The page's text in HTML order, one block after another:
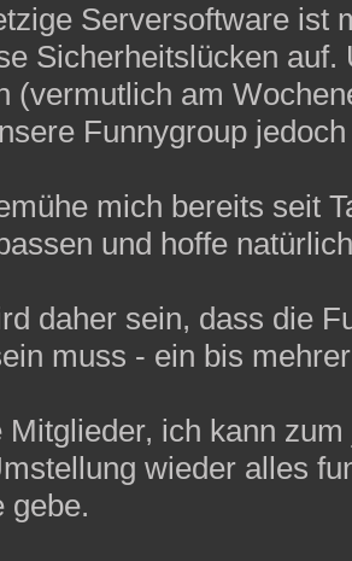
Serversoftware ist
Sicherheitslücken
(vermutlich am
Funnygroup
mich bereits seit
und hoffe
daher sein, dass die
muss - ein bis
Mitglieder, ich kann
wieder alles
gebe.